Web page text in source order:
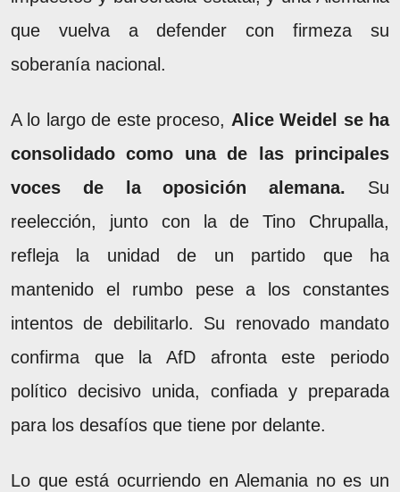
que vuelva a defender con firmeza su
soberanía nacional.
A lo largo de este proceso, Alice Weidel se ha
consolidado como una de las principales
voces de la oposición alemana. Su
reelección, junto con la de Tino Chrupalla,
refleja la unidad de un partido que ha
mantenido el rumbo pese a los constantes
intentos de debilitarlo. Su renovado mandato
confirma que la AfD afronta este periodo
político decisivo unida, confiada y preparada
para los desafíos que tiene por delante.
Lo que está ocurriendo en Alemania no es un